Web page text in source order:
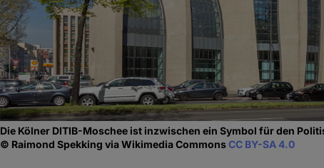
Die Kölner DITIB-Moschee ist inzwischen ein Symbol für den
© Raimond Spekking via Wikimedia CommonsCC BY-SA 4.0